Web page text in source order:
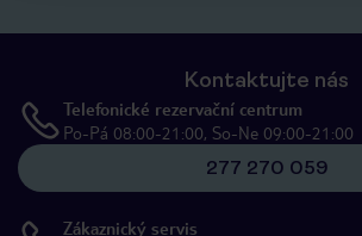
Kontaktujte nás
Telefonické rezervační centrum
Po-Pá 08:00-21:00, So-Ne 09:00-21:00
277 270 059
Zákaznický servis